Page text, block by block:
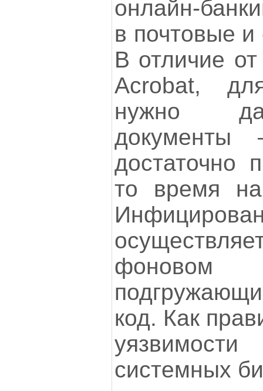
онлайн-
в почтовые
В отличие
Acrobat,
нужно
достаточно
то время
код. Как
системных